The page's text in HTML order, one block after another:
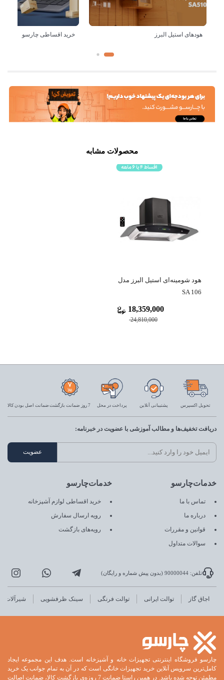
هودهای استیل البرز خرید اقساطی چارسو
محصولات مشابه
هود شومینه‌ای استیل البرز مدل
SA 106
24,810,000
18,359,000
تحویل اکسپرس پشتیبانی آنلاین پرداخت در محل 7 روز ضمانت بازگشت ضمانت اصل بودن کالا
خدمات‌چارسو
تماس با ما
درباره ما
قوانین و مقررات
سوالات متداول
خدمات‌چارسو
خرید اقساطی لوازم آشپزخانه
رویه ارسال سفارش
رویه‌های بازگشت
دریافت تخفیف‌ها و مطالب آموزشی با عضویت در خبرنامه:
تلفن: 90000044 (بدون پیش شماره و رایگان)
اجاق گاز توالت ایرانی توالت فرنگی سینک ظرفشویی شیرآلات
چارسو فروشگاه اینترنتی تجهیزات خانه و آشپزخانه است. هدف این مجموعه ایجاد
کامل‌ترین سرویس آنلاین خرید تجهیزات خانگی است که در آن به تمام جوانب یک خرید
مطمئن توجه شده باشد. در همین راستا ضمانت 7 روزه‌ی بازگشت کالا، ضمانت اصالت